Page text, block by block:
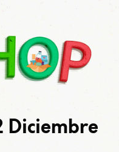
Diciembre